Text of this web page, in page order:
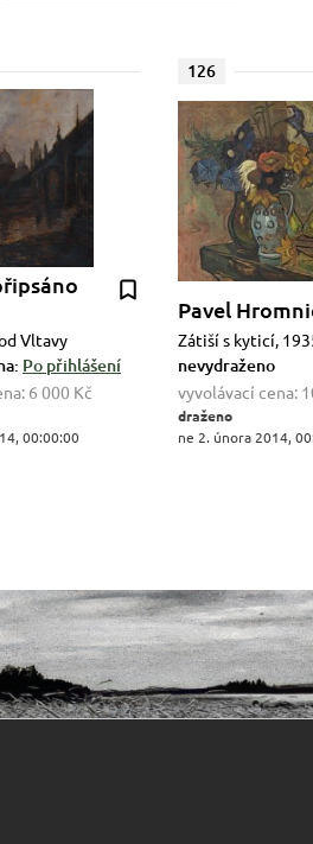
Vltavy
Po přihlášení
6 000 Kč
00:00:00
126
Pavel
Zátiší s kyticí,
nevydraženo
vyvolávací cena:
draženo
ne 2. února 2014,